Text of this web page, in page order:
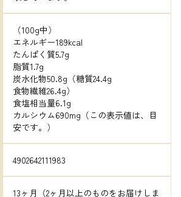
（100g中）
エネルギー189kcal
たんぱく質5.7g
脂質1.7g
炭水化物50.8g（糖質24.4g
食物繊維26.4g）
食塩相当量6.1g
カルシウム690mg（この表示値は、目
安です。）
4902642111983
13ヶ月（2ヶ月以上のものをお届けしま